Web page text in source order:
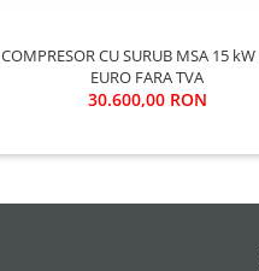
COMPRESOR CU SURUB MSA 15 kW 5200
EURO FARA TVA
30.600,00 RON